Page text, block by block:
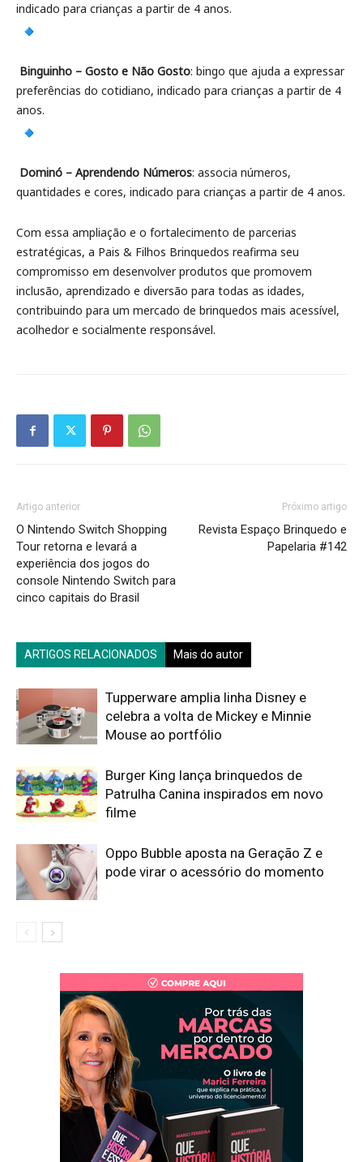
indicado para crianças a partir de 4 anos.
Binguinho – Gosto e Não Gosto: bingo que ajuda a expressar
preferências do cotidiano, indicado para crianças a partir de 4
anos.
Dominó – Aprendendo Números: associa números,
quantidades e cores, indicado para crianças a partir de 4 anos.
Com essa ampliação e o fortalecimento de parcerias
estratégicas, a Pais & Filhos Brinquedos reafirma seu
compromisso em desenvolver produtos que promovem
inclusão, aprendizado e diversão para todas as idades,
contribuindo para um mercado de brinquedos mais acessível,
acolhedor e socialmente responsável.
Artigo anterior
O Nintendo Switch Shopping
Tour retorna e levará a
experiência dos jogos do
console Nintendo Switch para
cinco capitais do Brasil
Próximo artigo
Revista Espaço Brinquedo e
Papelaria #142
ARTIGOS RELACIONADOS Mais do autor
Tupperware amplia linha Disney e
celebra a volta de Mickey e Minnie
Mouse ao portfólio
Burger King lança brinquedos de
Patrulha Canina inspirados em novo
filme
Oppo Bubble aposta na Geração Z e
pode virar o acessório do momento